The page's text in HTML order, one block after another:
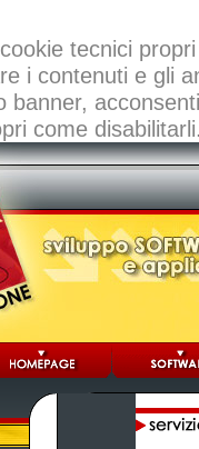
tecnici
i contenuti e gli
banner,
come